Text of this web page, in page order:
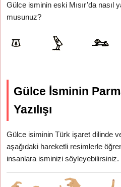
Gülce isminin eski Mısır’da nasıl
musunuz?
Gülce İsminin
Yazılışı
Gülce isiminin Türk işaret dilinde
aşağıdaki hareketli resimlerle
insanlara isminizi söyleyebilirsiniz.